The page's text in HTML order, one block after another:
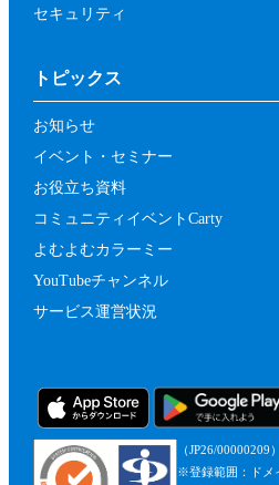
セキュリティ
トピックス
お知らせ
イベント・セミナー
お役立ち資料
コミュニティイベントCarty
よむよむカラーミー
YouTubeチャンネル
サービス運営状況
（JP26/00000209）
※登録範囲：ドメ